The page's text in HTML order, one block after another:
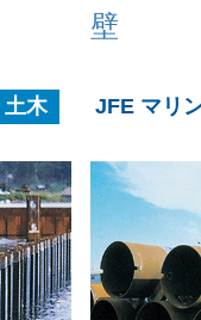
壁
土木 JFE マリ